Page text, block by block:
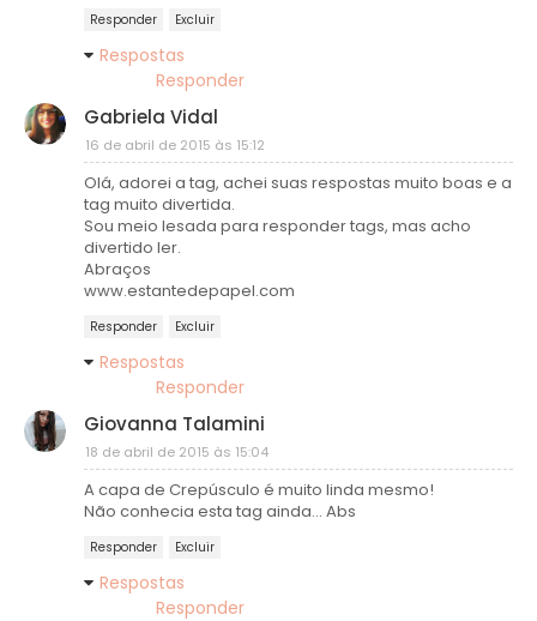
Responder Excluir
Respostas
Responder
Gabriela Vidal
16 de abril de 2015 às 15:12
Olá, adorei a tag, achei suas respostas muito boas e a
tag muito divertida.
Sou meio lesada para responder tags, mas acho
divertido ler.
Abraços
www.estantedepapel.com
Responder Excluir
Respostas
Responder
Giovanna Talamini
18 de abril de 2015 às 15:04
A capa de Crepúsculo é muito linda mesmo!
Não conhecia esta tag ainda... Abs
Responder Excluir
Respostas
Responder